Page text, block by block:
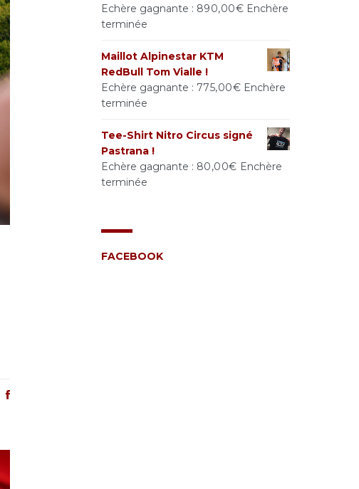
Echère gagnante : 890,00€ Enchère
terminée
Maillot Alpinestar KTM
RedBull Tom Vialle !
Echère gagnante : 775,00€ Enchère
terminée
Tee-Shirt Nitro Circus signé
Pastrana !
Echère gagnante : 80,00€ Enchère
terminée
FACEBOOK